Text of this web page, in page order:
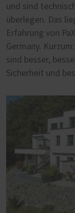
und sind
überlegen. Das
Erfahrung von
Germany.
sind besser,
Sicherheit und